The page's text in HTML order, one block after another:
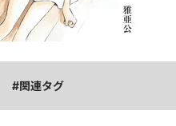
関連タグ